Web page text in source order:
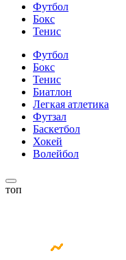
Футбол
Бокс
Тенис
Футбол
Бокс
Тенис
Биатлон
Легкая атлетика
Футзал
Баскетбол
Хокей
Волейбол
топ